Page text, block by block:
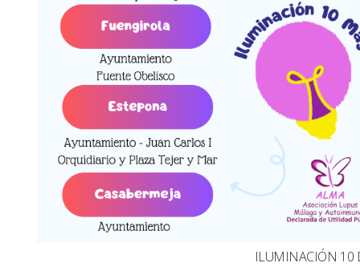
ILUMINACIÓN 10